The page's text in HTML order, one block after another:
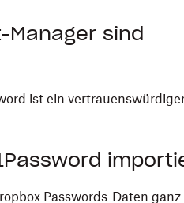
sind
ist ein
Passwords-Daten